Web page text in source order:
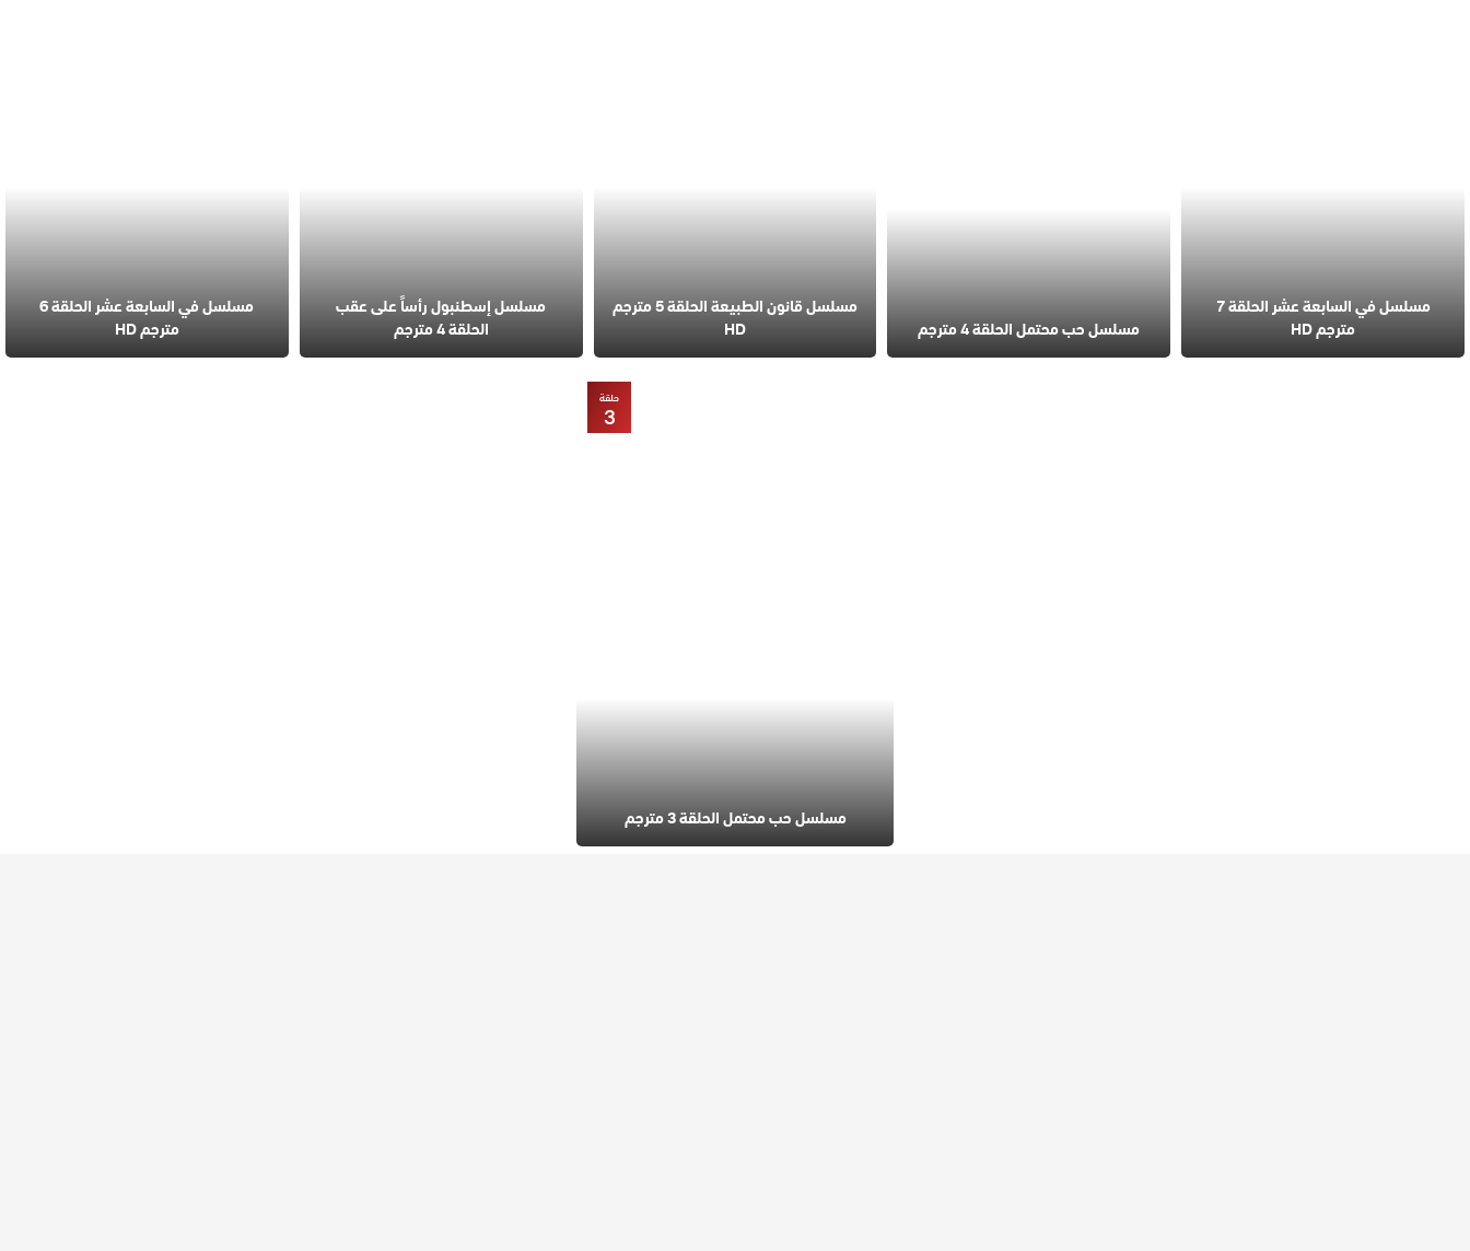
مسلسل في السابعة عشر الحلقة 7
مترجم HD
مسلسل حب محتمل الحلقة 4 مترجم
مسلسل قانون الطبيعة الحلقة 5 مترجم
HD
مسلسل إسطنبول رأساً على عقب
الحلقة 4 مترجم
مسلسل في السابعة عشر الحلقة 6
مترجم HD
مسلسل حب محتمل الحلقة 3 مترجم
حلقة
3